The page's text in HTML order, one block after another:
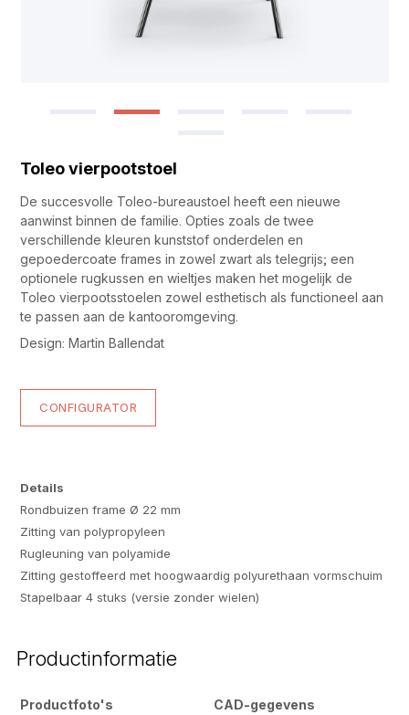
Toleo vierpootstoel
De succesvolle Toleo-bureaustoel heeft een nieuwe
aanwinst binnen de familie. Opties zoals de twee
verschillende kleuren kunststof onderdelen en
gepoedercoate frames in zowel zwart als telegrijs; een
optionele rugkussen en wieltjes maken het mogelijk de
Toleo vierpootsstoelen zowel esthetisch als functioneel aan
te passen aan de kantooromgeving.
Design: Martin Ballendat
CONFIGURATOR
Details
Rondbuizen frame Ø 22 mm
Zitting van polypropyleen
Rugleuning van polyamide
Zitting gestoffeerd met hoogwaardig polyurethaan vormschuim
Stapelbaar 4 stuks (versie zonder wielen)
Productinformatie
Productfoto's CAD-gegevens